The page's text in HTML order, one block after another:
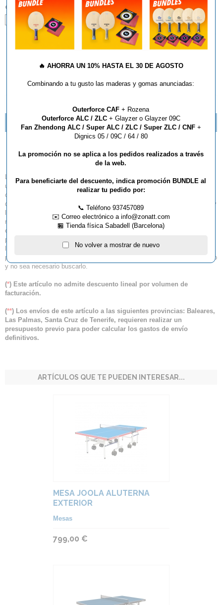
COLOR:
Antracita
BRUTALES OFERTAS JOOLA "WINTERSALE 2019"
Mesa Joola Falcon
La elegante y especialmente robusta mesa de ping-pong de interior de
una sola pieza JOOLA FALCON tiene una superficie de 22 mm con
calidad de competición para un rebote profesional de la pelota y la mayor
diversión posible. El innovador sistema de plegado de la mesa premium y
las ruedas extragrandes de 6 pulgadas garantizan el máximo confort y
movilidad. La red fijada permanentemente hace que la mesa destaque
entre la multitud y las mitades plegables permiten jugar en solitario. Las
patas ajustables se adaptan a suelos irregulares. En cada lado
longitudinal de la mesa dispone de almacenamiento para raquetas y
pelotas, de modo que el material de juego necesario esté siempre a mano
y no sea necesario buscarlo.
(*) Este artículo no admite descuento lineal por volumen de
facturación.
(**) Los envíos de este artículo a las siguientes provincias: Baleares,
Las Palmas, Santa Cruz de Tenerife, requieren realizar un
presupuesto previo para poder calcular los gastos de envío
definitivos.
ARTÍCULOS QUE TE PUEDEN INTERESAR...
MESA JOOLA ALUTERNA
EXTERIOR
Mesas
799,00 €
🔥 AHORRA UN 10% HASTA EL 30 DE AGOSTO
Combinando a tu gusto las maderas y gomas anunciadas:
Outerforce CAF + Rozena
Outerforce ALC / ZLC+ Glayzer o Glayzer 09C
Fan Zhendong ALC / Super ALC / ZLC / Super ZLC / CNF+
Dignics 05 / 09C / 64 / 80
La promoción no se aplica a los pedidos realizados a través
de la web.
Para beneficiarte del descuento, indica promoción BUNDLE al
realizar tu pedido por:
📞 Teléfono 937457089
✉️ Correo electrónico a info@zonatt.com
🏪 Tienda física Sabadell (Barcelona)
No volver a mostrar de nuevo